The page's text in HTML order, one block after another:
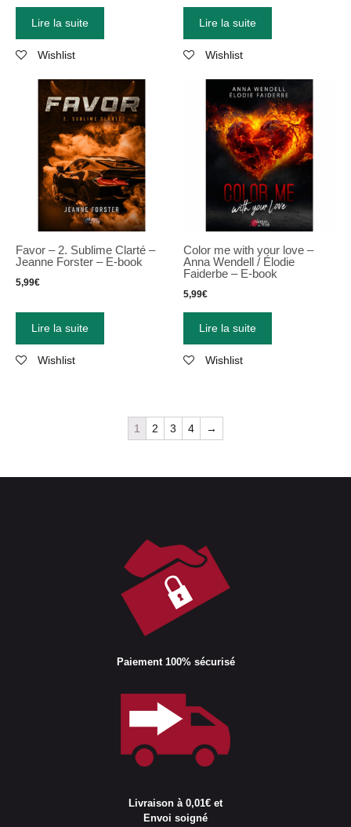
Lire la suite
Wishlist
Lire la suite
Wishlist
Favor – 2. Sublime Clarté –
Jeanne Forster – E-book
5,99€
Lire la suite
Wishlist
Color me with your love –
Anna Wendell / Élodie
Faiderbe – E-book
5,99€
Lire la suite
Wishlist
1 2 3 4 →
Paiement 100% sécurisé
Livraison à 0,01€ et
Envoi soigné